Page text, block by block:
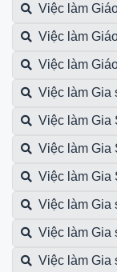
Việc làm
Việc làm
Việc làm
Việc làm Gia
Việc làm Gia
Việc làm Gia
Việc làm Gia
Việc làm Gia
Việc làm Gia
Việc làm Gia